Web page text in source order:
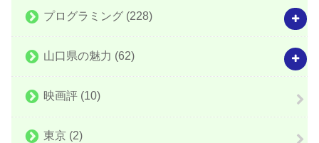
プログラミング (228)
山口県の魅力 (62)
映画評 (10)
東京 (2)